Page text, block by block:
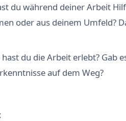
du während deiner Arbeit
oder aus deinem Umfeld?
hast du die Arbeit erlebt? Gab
auf dem Weg?